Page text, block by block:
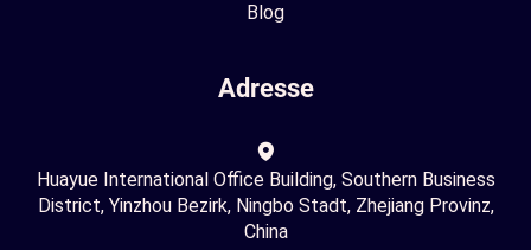
Blog
Adresse
Huayue International Office Building, Southern Business
District, Yinzhou Bezirk, Ningbo Stadt, Zhejiang Provinz,
China